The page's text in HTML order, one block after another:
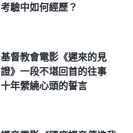
考驗中如何經歷？
基督教會電影《遲來的見
證》一段不堪回首的往事
十年縈繞心頭的誓言